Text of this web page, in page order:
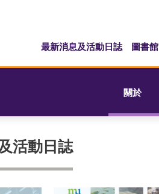
最新消息及活動日誌 圖書館
關於
活動日誌